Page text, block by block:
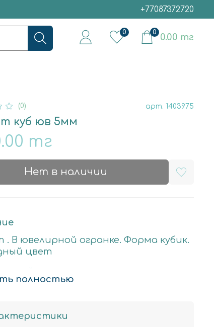
+77087372720
0 0 0.00 тг
(0) арт. 1403975
куб юв 5мм
тг
Нет в наличии
. В ювелирной огранке. Форма кубик.
цвет
20гр ,примерное количество бусин
примерно 0.7мм
полностью